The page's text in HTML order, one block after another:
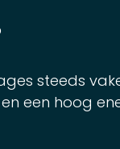
steeds
een hoog